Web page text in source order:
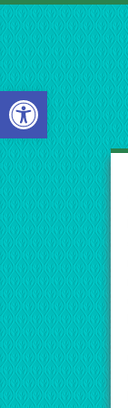
Open toolbar